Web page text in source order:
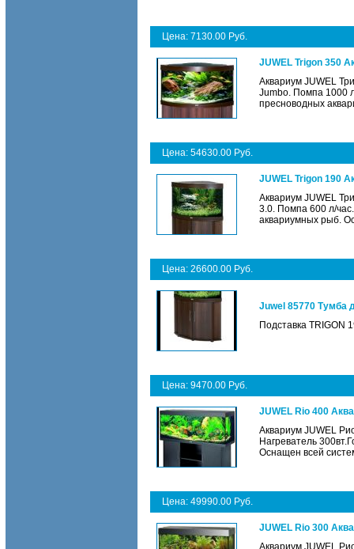
Цена: 7130.00 Руб.
JUWEL Trigon 350
Аквариум JUWEL
Jumbo. Помпа 1000
пресноводных
Цена: 54630.00 Руб.
JUWEL Trigon 190
Аквариум JUWEL
3.0. Помпа 600 л/
аквариумных рыб.
Цена: 26600.00 Руб.
Juwel 85770 Тумба
Подставка TRIGON
Цена: 9470.00 Руб.
JUWEL Rio 400
Аквариум JUWEL
Нагреватель
Оснащен всей
Цена: 49990.00 Руб.
JUWEL Rio 300
Аквариум JUWEL